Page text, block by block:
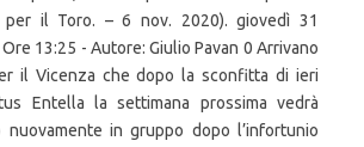
il Toro. – 6 nov. 2020). giovedì 31
13:25 - Autore: Giulio Pavan 0 Arrivano
il Vicenza che dopo la sconfitta di ieri
Entella la settimana prossima vedrà
nuovamente in gruppo dopo l’infortunio